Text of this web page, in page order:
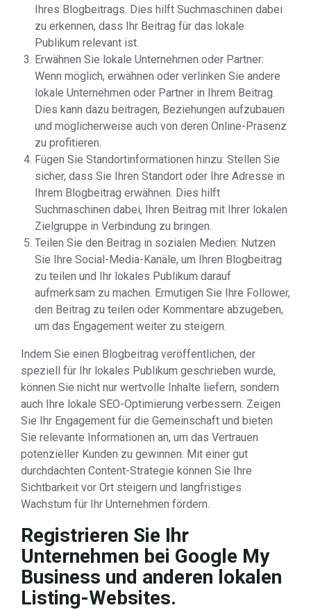
Ihres Blogbeitrags. Dies hilft Suchmaschinen dabei
zu erkennen, dass Ihr Beitrag für das lokale
Publikum relevant ist.
Erwähnen Sie lokale Unternehmen oder Partner:
Wenn möglich, erwähnen oder verlinken Sie andere
lokale Unternehmen oder Partner in Ihrem Beitrag.
Dies kann dazu beitragen, Beziehungen aufzubauen
und möglicherweise auch von deren Online-Präsenz
zu profitieren.
Fügen Sie Standortinformationen hinzu: Stellen Sie
sicher, dass Sie Ihren Standort oder Ihre Adresse in
Ihrem Blogbeitrag erwähnen. Dies hilft
Suchmaschinen dabei, Ihren Beitrag mit Ihrer lokalen
Zielgruppe in Verbindung zu bringen.
Teilen Sie den Beitrag in sozialen Medien: Nutzen
Sie Ihre Social-Media-Kanäle, um Ihren Blogbeitrag
zu teilen und Ihr lokales Publikum darauf
aufmerksam zu machen. Ermutigen Sie Ihre Follower,
den Beitrag zu teilen oder Kommentare abzugeben,
um das Engagement weiter zu steigern.
Indem Sie einen Blogbeitrag veröffentlichen, der
speziell für Ihr lokales Publikum geschrieben wurde,
können Sie nicht nur wertvolle Inhalte liefern, sondern
auch Ihre lokale SEO-Optimierung verbessern. Zeigen
Sie Ihr Engagement für die Gemeinschaft und bieten
Sie relevante Informationen an, um das Vertrauen
potenzieller Kunden zu gewinnen. Mit einer gut
durchdachten Content-Strategie können Sie Ihre
Sichtbarkeit vor Ort steigern und langfristiges
Wachstum für Ihr Unternehmen fördern.
Registrieren Sie Ihr
Unternehmen bei Google My
Business und anderen lokalen
Listing-Websites.